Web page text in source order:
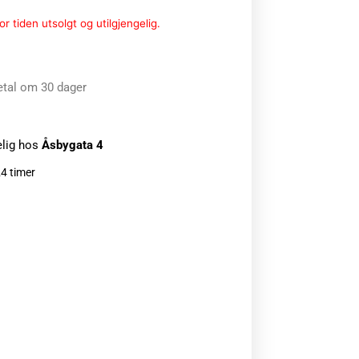
tiden utsolgt og utilgjengelig.
om 30 dager
hos Åsbygata 4
timer